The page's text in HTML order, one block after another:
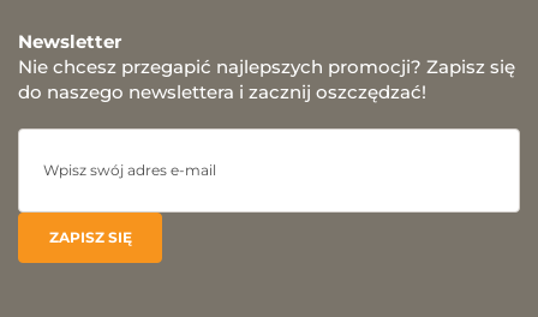
Newsletter
Nie chcesz przegapić najlepszych promocji? Zapisz się
do naszego newslettera i zacznij oszczędzać!